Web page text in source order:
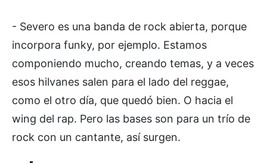
- Severo es una banda de rock abierta, porque
incorpora funky, por ejemplo. Estamos
componiendo mucho, creando temas, y a veces
esos hilvanes salen para el lado del reggae,
como el otro día, que quedó bien. O hacia el
wing del rap. Pero las bases son para un trío de
rock con un cantante, así surgen.